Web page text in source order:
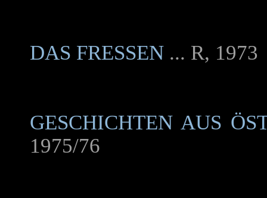
DAS FRESSEN ... R, 1973
GESCHICHTEN AUS
1975/76